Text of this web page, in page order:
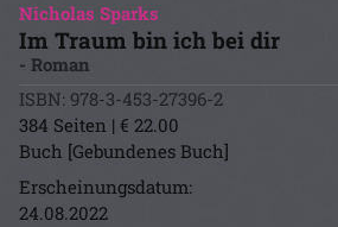
Nicholas Sparks
Im Traum bin ich bei dir
- Roman
ISBN: 978-3-453-27396-2
384 Seiten | € 22.00
Buch [Gebundenes Buch]
Erscheinungsdatum:
24.08.2022